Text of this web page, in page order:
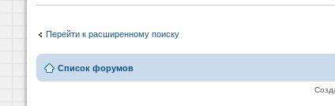
Перейти к расширенному поиску
Список форумов